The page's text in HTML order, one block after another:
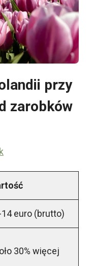
przy
zarobków
euro (brutto)
30% więcej